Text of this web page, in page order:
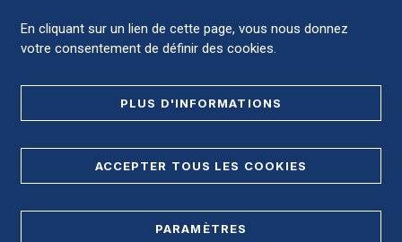
PLAN DE SITE
En cliquant sur un lien de cette page, vous nous donnez
votre consentement de définir des cookies.
PLUS D'INFORMATIONS
ACCEPTER TOUS LES COOKIES
PARAMÈTRES